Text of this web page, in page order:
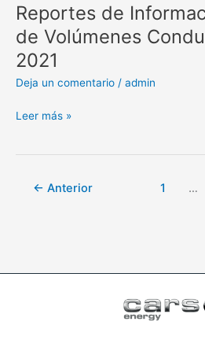
Reportes de
de Volúmenes
2021
Deja un comentario / admin
Reportes
de
Información
en
Materia
Volúmenes
Leer más »
← Anterior 1 …